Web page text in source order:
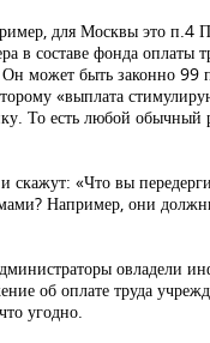
для Москвы это п.4
в составе фонда оплаты
может быть законно 99
«выплата
То есть любой обычный
скажут: «Что вы
Например, они
овладели
об оплате труда
угодно.